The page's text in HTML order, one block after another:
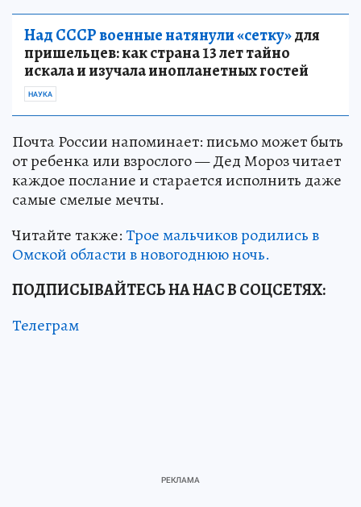
Над СССР военные натянули «сетку»для
пришельцев: как страна 13 лет тайно
искала и изучала инопланетных гостей
НАУКА
Почта России напоминает: письмо может быть
от ребенка или взрослого — Дед Мороз читает
каждое послание и старается исполнить даже
самые смелые мечты.
Читайте также:Трое мальчиков родились в
Омской области в новогоднюю ночь.
ПОДПИСЫВАЙТЕСЬ НА НАС В СОЦСЕТЯХ:
Телеграм